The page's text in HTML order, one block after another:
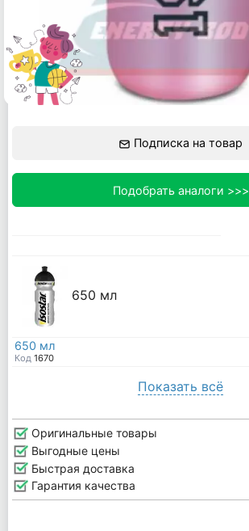
Подписка на товар
Подобрать аналоги >>>
650 мл
650 мл
Код1670
Показать всё
Оригинальные товары
Выгодные цены
Быстрая доставка
Гарантия качества